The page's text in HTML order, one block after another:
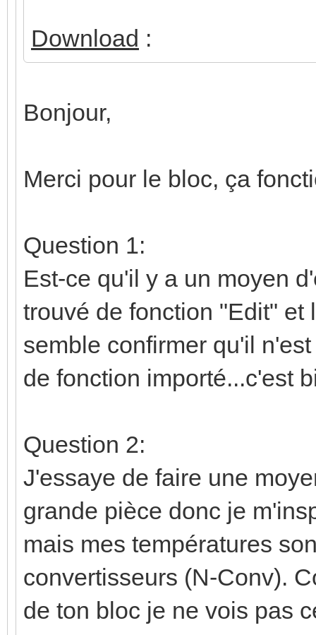
Download :
Bonjour,
Merci pour le bloc, ça
Question 1:
Est-ce qu'il y a un moyen
trouvé de fonction "Edit"
semble confirmer qu'il
de fonction importé...c'est
Question 2:
J'essaye de faire une
grande pièce donc je
mais mes températures
convertisseurs (N-Conv).
de ton bloc je ne vois pas